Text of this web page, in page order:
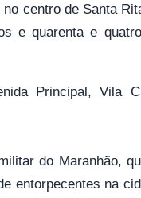
centro de Santa
e quarenta e
Principal, Vila
do Maranhão,
entorpecentes na